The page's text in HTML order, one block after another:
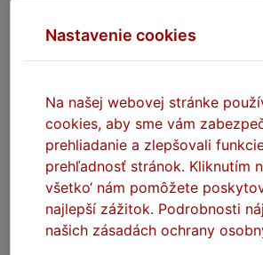
SEFIS zámok s reťazou
9,5mm 2M
Skladom
Nastavenie cookies
Na našej webovej stránke
cookies, aby sme vám
prehliadanie a zlepšovali
prehľadnosť stránok. Kliknutím
všetko‘ nám pomôžete
najlepší zážitok. Podrobnosti
našich zásadách ochrany